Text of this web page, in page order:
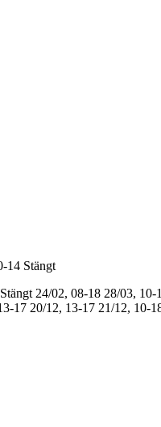
14 Stängt
24/02, 08-18 28/03, 10-
17 20/12, 13-17 21/12, 10-